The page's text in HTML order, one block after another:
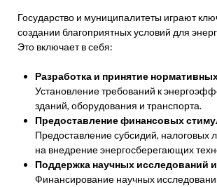
Государство и муниципалитеты играют
создании благоприятных условий для
Это включает в себя:
Разработка и принятие
Установление требований к
зданий, оборудования и транспорта.
Предоставление финансовых
Предоставление субсидий, налоговых
на внедрение энергосберегающих
Поддержка научных исследований
Финансирование научных